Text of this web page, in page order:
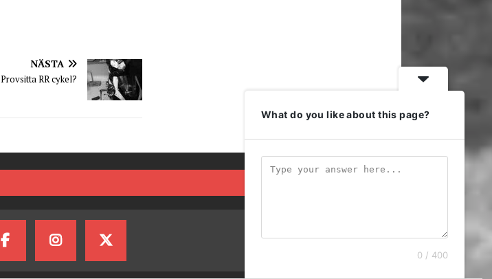
NÄSTA
Provsitta RR cykel?
What do you like about this page?
0 / 400